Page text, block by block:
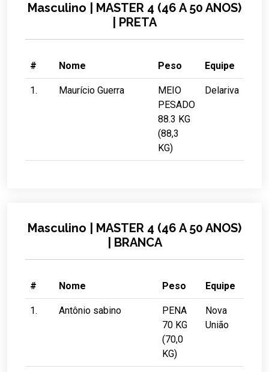
Masculino | MASTER 4 (46 A 50 ANOS)
| PRETA
# Nome Peso Equipe
1. Maurício Guerra
MEIO
PESADO
88.3 KG
(88,3
KG)
Delariva
Masculino | MASTER 4 (46 A 50 ANOS)
| BRANCA
# Nome Peso Equipe
1. Antônio sabino
PENA
70 KG
(70,0
KG)
Nova
União